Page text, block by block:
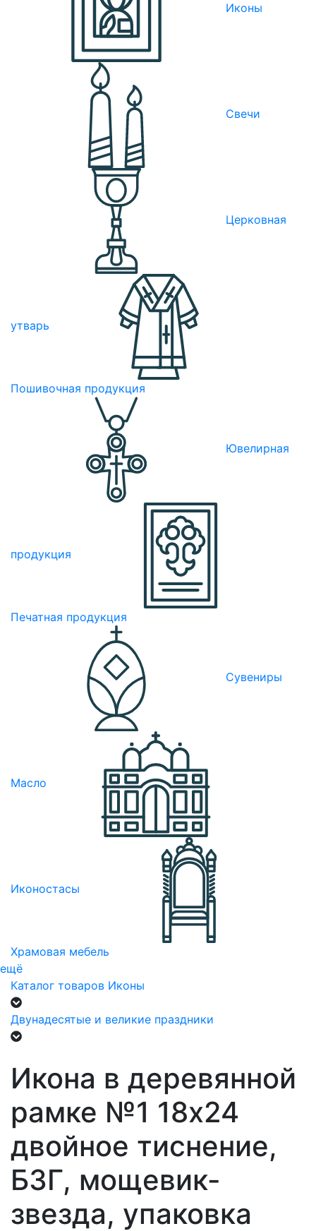
Иконы
Свечи
Церковная
утварь
Пошивочная продукция
Ювелирная
продукция
Печатная продукция
Сувениры
Масло
Иконостасы
Храмовая мебель
ещё
Каталог товаров Иконы
Двунадесятые и великие праздники
Икона в деревянной
рамке №1 18х24
двойное тиснение,
БЗГ, мощевик-
звезда, упаковка